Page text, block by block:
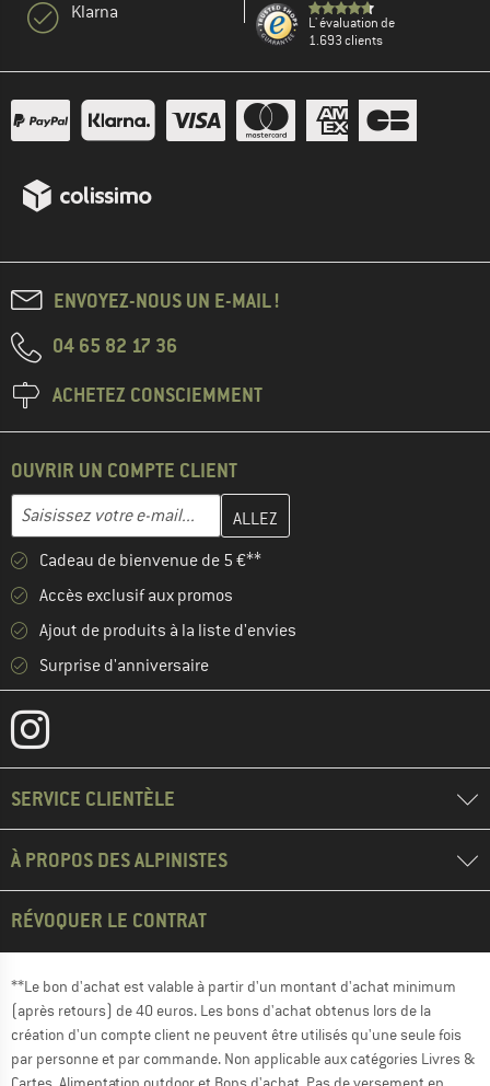
Klarna
L' évaluation de
1.693 clients
ENVOYEZ-NOUS UN E-MAIL !
04 65 82 17 36
ACHETEZ CONSCIEMMENT
OUVRIR UN COMPTE CLIENT
Adresse e-mail
Entrez votre adresse e-mail ici et créez votre compte client à la
Cadeau de bienvenue de 5 €**
Accès exclusif aux promos
Ajout de produits à la liste d'envies
Surprise d'anniversaire
SERVICE CLIENTÈLE
À PROPOS DES ALPINISTES
RÉVOQUER LE CONTRAT
**Le bon d'achat est valable à partir d'un montant d'achat minimum
(après retours) de 40 euros. Les bons d'achat obtenus lors de la
création d'un compte client ne peuvent être utilisés qu'une seule fois
par personne et par commande. Non applicable aux catégories Livres &